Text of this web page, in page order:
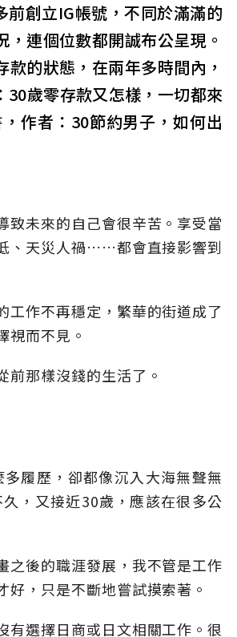
前創立IG帳號，不同於滿滿的
連個位數都開誠布公呈現。
的狀態，在兩年多時間內，
歲零存款又怎樣，一切都來
作者：30節約男子，如何出
致未來的自己會很辛苦。享受當
、天災人禍……都會直接影響到
工作不再穩定，繁華的街道成了
視而不見。
那樣沒錢的生活了。
履歷，卻都像沉入大海無聲無
，又接近30歲，應該在很多公
之後的職涯發展，我不管是工作
，只是不斷地嘗試摸索著。
有選擇日商或日文相關工作。很